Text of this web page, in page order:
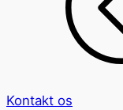
Kontakt os